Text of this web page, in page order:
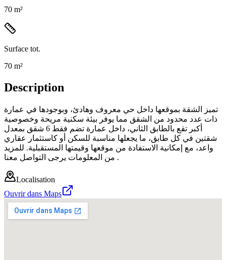
70 m²
Surface tot.
70 m²
Description
تميز الشقة بموقعها داخل حي معروف وهادئ، وبوجودها في عمارة
ذات عدد محدود من الشقق مما يوفر بيئة سكنية مريحة وخصوصية
أكبر تقع بالطابق الثاني، داخل عمارة تضم فقط 6 شقق بمعدل
شقتين في كل طابق، ما يجعلها مناسبة للسكن أو كاستثمار عقاري
واعد، مع إمكانية الاستفادة من موقعها وقيمتها المستقبلية. للمزيد
من المعلومات يرجى التواصل معنا .
Localisation
Ouvrir dans Maps